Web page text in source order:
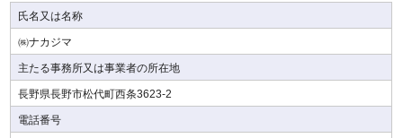
氏名又は名称
㈱ナカジマ
主たる事務所又は事業者の所在地
長野県長野市松代町西条3623-2
電話番号